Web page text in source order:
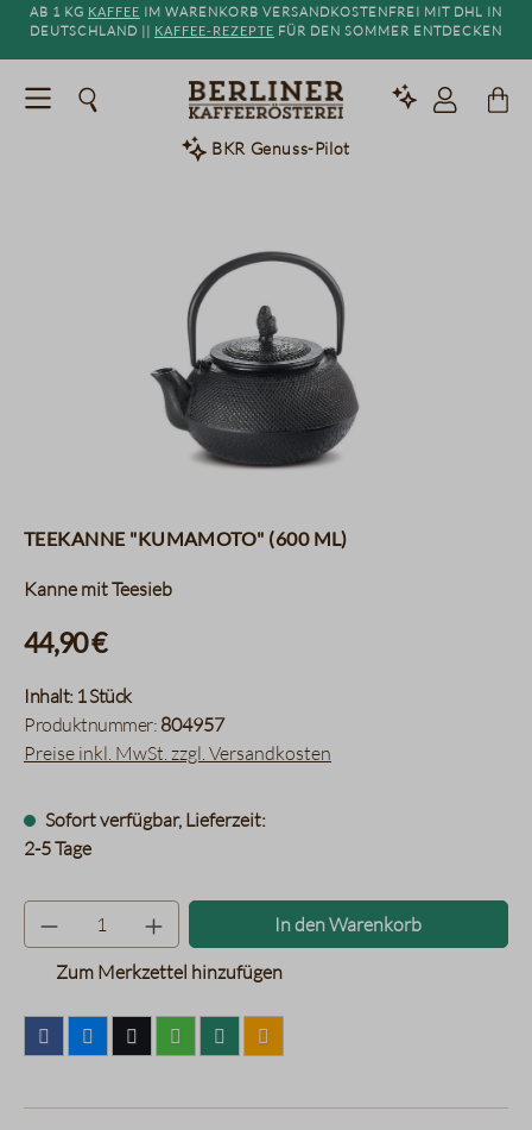
springen
Ab 1 kg Kaffee im Warenkorb versandkostenfrei mit DHL in
Deutschland || Kaffee-Rezepte für den Sommer entdecken
BKR Genuss-Pilot
Teekanne "Kumamoto" (600 ml)
Kanne mit Teesieb
44,90 €
Inhalt: 1 Stück
Produktnummer: 804957
Preise inkl. MwSt. zzgl. Versandkosten
Sofort verfügbar, Lieferzeit:
2-5 Tage
Produkt Anzahl: Gib den
In den Warenkorb
Zum Merkzettel hinzufügen